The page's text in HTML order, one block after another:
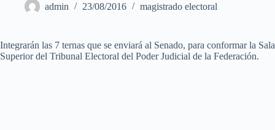
admin 23/08/2016 magistrado electoral
Integrarán las 7 ternas que se enviará al Senado, para conformar la Sala
Superior del Tribunal Electoral del Poder Judicial de la Federación.